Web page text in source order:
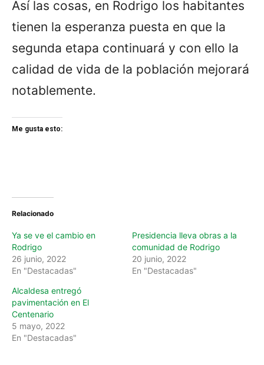
Así las cosas, en Rodrigo los habitantes
tienen la esperanza puesta en que la
segunda etapa continuará y con ello la
calidad de vida de la población mejorará
notablemente.
Me gusta esto:
Relacionado
Ya se ve el cambio en
Rodrigo
26 junio, 2022
En "Destacadas"
Presidencia lleva obras a la
comunidad de Rodrigo
20 junio, 2022
En "Destacadas"
Alcaldesa entregó
pavimentación en El
Centenario
5 mayo, 2022
En "Destacadas"